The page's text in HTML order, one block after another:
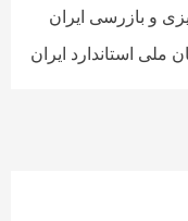
و بازرسی ایران
ملی استاندارد ایران